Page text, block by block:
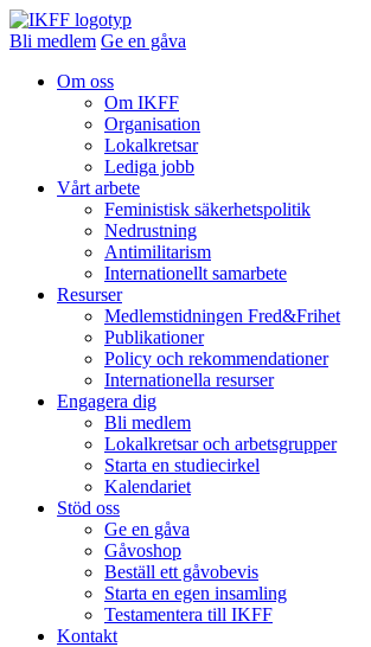
Bli medlem Ge en gåva
Om oss
Om IKFF
Organisation
Lokalkretsar
Lediga jobb
Vårt arbete
Feministisk säkerhetspolitik
Nedrustning
Antimilitarism
Internationellt samarbete
Resurser
Medlemstidningen Fred&Frihet
Publikationer
Policy och rekommendationer
Internationella resurser
Engagera dig
Bli medlem
Lokalkretsar och arbetsgrupper
Starta en studiecirkel
Kalendariet
Stöd oss
Ge en gåva
Gåvoshop
Beställ ett gåvobevis
Starta en egen insamling
Testamentera till IKFF
Kontakt